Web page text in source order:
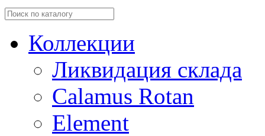
Коллекции
Ликвидация склада
Calamus Rotan
Element